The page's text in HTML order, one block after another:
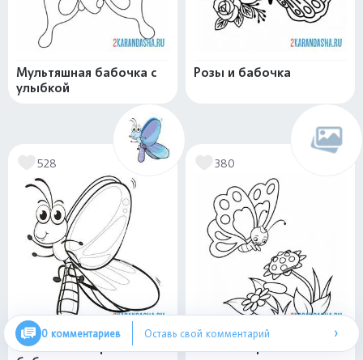
Мультяшная бабочка с
улыбкой
Розы и бабочка
528
Маленькая игривая
380
0 комментариев Оставь свой комментарий ›